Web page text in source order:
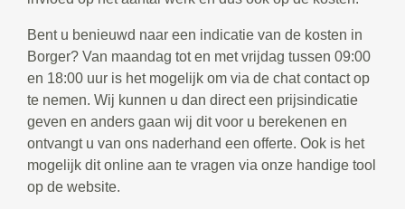
Bent u benieuwd naar een indicatie van de kosten in
Borger? Van maandag tot en met vrijdag tussen 09:00
en 18:00 uur is het mogelijk om via de chat contact op
te nemen. Wij kunnen u dan direct een prijsindicatie
geven en anders gaan wij dit voor u berekenen en
ontvangt u van ons naderhand een offerte. Ook is het
mogelijk dit online aan te vragen via onze handige tool
op de website.